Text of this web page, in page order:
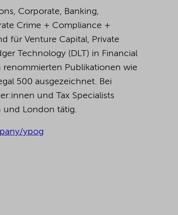
Corporate, Banking,
Crime + Compliance +
für Venture Capital, Private
Technology (DLT) in Financial
renommierten Publikationen wie
500 ausgezeichnet. Bei
und Tax Specialists
und London tätig.
ypog